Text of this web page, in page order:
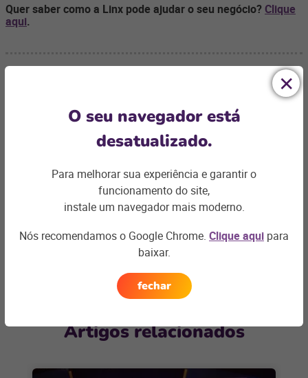
Quer saber como a Linx pode ajudar o seu negócio? Clique
aqui.
Ficou com
alguma dúvida?
Podemos te ajudar com os desafios do seu negócio e
encontrar asolução ideal
Entre em contato
Artigos relacionados
O seu navegador está
desatualizado.
Para melhorar sua experiência e garantir o
funcionamento do site,
instale um navegador mais moderno.
Nós recomendamos o Google Chrome. Clique aqui para
baixar.
fechar